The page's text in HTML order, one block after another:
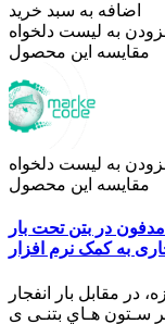
اضافه به سبد خرید
به لیست دلخواه
مقایسه این محصول
به لیست دلخواه
مقایسه این محصول
در بتن تحت بار
مقابل بار انفجار